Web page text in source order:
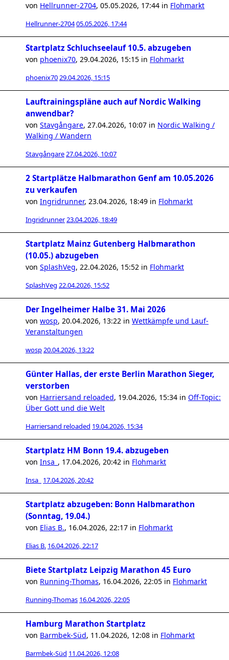
von Hellrunner-2704, 05.05.2026, 17:44 in Flohmarkt
Hellrunner-270405.05.2026, 17:44
Startplatz Schluchseelauf 10.5. abzugeben
von phoenix70, 29.04.2026, 15:15 in Flohmarkt
phoenix7029.04.2026, 15:15
Lauftrainingspläne auch auf Nordic Walking
anwendbar?
von Stavgångare, 27.04.2026, 10:07 in Nordic Walking /
Walking / Wandern
Stavgångare27.04.2026, 10:07
2 Startplätze Halbmarathon Genf am 10.05.2026
zu verkaufen
von Ingridrunner, 23.04.2026, 18:49 in Flohmarkt
Ingridrunner23.04.2026, 18:49
Startplatz Mainz Gutenberg Halbmarathon
(10.05.) abzugeben
von SplashVeg, 22.04.2026, 15:52 in Flohmarkt
SplashVeg 22.04.2026, 15:52
Der Ingelheimer Halbe 31. Mai 2026
von wosp, 20.04.2026, 13:22 in Wettkämpfe und Lauf-
Veranstaltungen
wosp20.04.2026, 13:22
Günter Hallas, der erste Berlin Marathon Sieger,
verstorben
von Harriersand reloaded, 19.04.2026, 15:34 in Off-Topic:
Über Gott und die Welt
Harriersand reloaded 19.04.2026, 15:34
Startplatz HM Bonn 19.4. abzugeben
von Insa_ , 17.04.2026, 20:42 in Flohmarkt
Insa_ 17.04.2026, 20:42
Startplatz abzugeben: Bonn Halbmarathon
(Sonntag, 19.04.)
von Elias B., 16.04.2026, 22:17 in Flohmarkt
Elias B. 16.04.2026, 22:17
Biete Startplatz Leipzig Marathon 45 Euro
von Running-Thomas, 16.04.2026, 22:05 in Flohmarkt
Running-Thomas 16.04.2026, 22:05
Hamburg Marathon Startplatz
von Barmbek-Süd, 11.04.2026, 12:08 in Flohmarkt
Barmbek-Süd 11.04.2026, 12:08